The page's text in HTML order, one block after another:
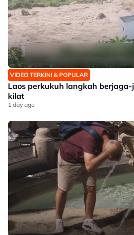
VIDEO TERKINI & POPULAR
Laos perkukuh langkah
kilat
1 day ago